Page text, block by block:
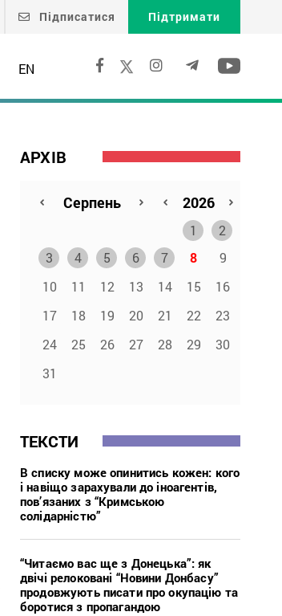
Підписатися Підтримати
EN
АРХІВ
1
2
3
4 5 6 7 8
9
10
11 12 13 14 15
16
17
18 19 20 21 22
23
24
25 26 27 28 29
30
31
ТЕКСТИ
В списку може опинитись кожен: кого
і навіщо зарахували до іноагентів,
пов’язаних з “Кримською
солідарністю”
“Читаємо вас ще з Донецька”: як
двічі релоковані “Новини Донбасу”
продовжують писати про окупацію та
боротися з пропагандою